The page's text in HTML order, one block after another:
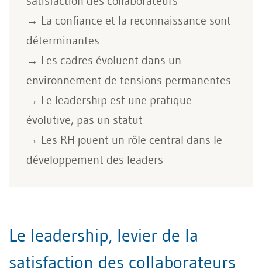
→ La confiance et la reconnaissance sont
déterminantes
→ Les cadres évoluent dans un
environnement de tensions permanentes
→ Le leadership est une pratique
évolutive, pas un statut
→ Les RH jouent un rôle central dans le
développement des leaders
Le leadership, levier de la
satisfaction des collaborateurs